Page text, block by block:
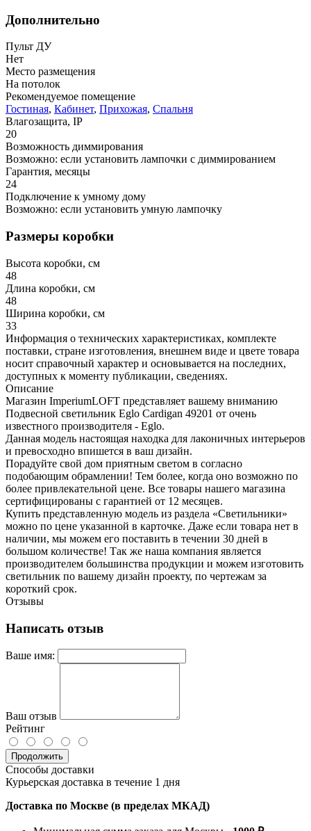
Дополнительно
Пульт ДУ
Нет
Место размещения
На потолок
Рекомендуемое помещение
Гостиная, Кабинет, Прихожая, Спальня
Влагозащита, IP
20
Возможность диммирования
Возможно: если установить лампочки с диммированием
Гарантия, месяцы
24
Подключение к умному дому
Возможно: если установить умную лампочку
Размеры коробки
Высота коробки, см
48
Длина коробки, см
48
Ширина коробки, см
33
Информация о технических характеристиках, комплекте
поставки, стране изготовления, внешнем виде и цвете товара
носит справочный характер и основывается на последних,
доступных к моменту публикации, сведениях.
Описание
Магазин ImperiumLOFT представляет вашему вниманию
Подвесной светильник Eglo Cardigan 49201 от очень
известного производителя - Eglo.
Данная модель настоящая находка для лаконичных интерьеров
и превосходно впишется в ваш дизайн.
Порадуйте свой дом приятным светом в согласно
подобающим обрамлении! Тем более, когда оно возможно по
более привлекательной цене. Все товары нашего магазина
сертифицированы с гарантией от 12 месяцев.
Купить представленную модель из раздела «Светильники»
можно по цене указанной в карточке. Даже если товара нет в
наличии, мы можем его поставить в течении 30 дней в
большом количестве! Так же наша компания является
производителем большинства продукции и можем изготовить
светильник по вашему дизайн проекту, по чертежам за
короткий срок.
Отзывы
Написать отзыв
Ваше имя:
Ваш отзыв
Рейтинг
Продолжить
Способы доставки
Курьерская доставка в течение 1 дня
Доставка по Москве (в пределах МКАД)